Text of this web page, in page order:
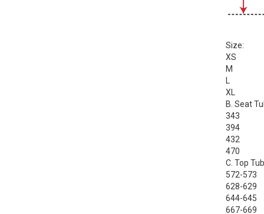
Size:
XS
M
L
XL
B. Seat
343
394
432
470
C. Top
572-573
628-629
644-645
667-669